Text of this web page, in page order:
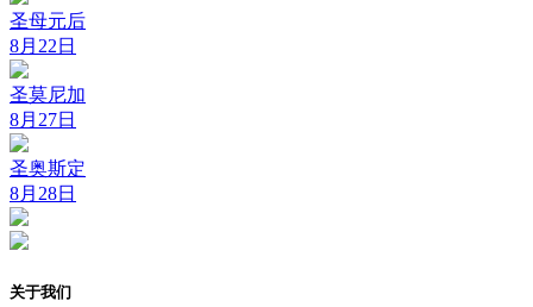
圣母元后
8月22日
圣莫尼加
8月27日
圣奥斯定
8月28日
关于我们